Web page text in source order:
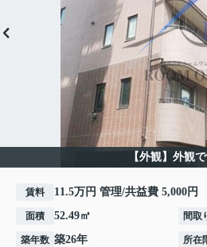
【外観】外観で
賃料 11.5万円 管理/共益費 5,000円
面積 52.49㎡ 間取
築年数 築26年 所在